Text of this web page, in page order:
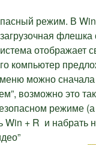
режим. В
отображает
компьютер
можно сначала
возможно это
режиме
+ R и набрать